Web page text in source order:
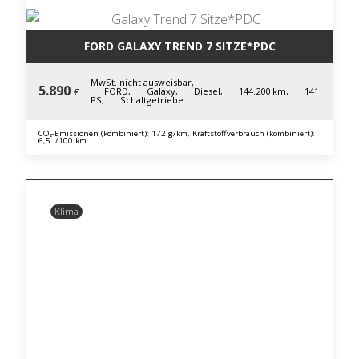
FORD GALAXY TREND 7 SITZE*PDC
5.890 €
MwSt. nicht ausweisbar,
FORD, Galaxy, Diesel, 144.200 km, 141
PS, Schaltgetriebe
CO₂-Emissionen (kombiniert): 172 g/km, Kraftstoffverbrauch (kombiniert):
6,5 l/100 km
Klima